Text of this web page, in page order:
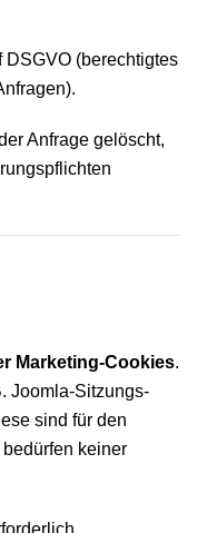
DSGVO (berechtigtes
Anfrage gelöscht,
Marketing-Cookies.
Joomla-Sitzungs-
sind für den
keiner